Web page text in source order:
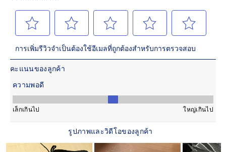
to put on and take off.
Hard press EVA plate
Helps deliver smooth toe-offs.
Wide fit